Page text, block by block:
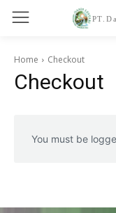
Home Checkout
Checkout
You must be